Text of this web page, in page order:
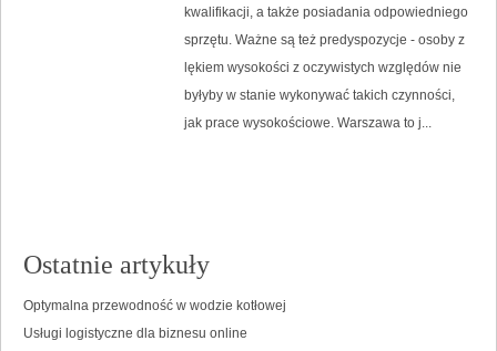
kwalifikacji, a także posiadania odpowiedniego
sprzętu. Ważne są też predyspozycje - osoby z
lękiem wysokości z oczywistych względów nie
byłyby w stanie wykonywać takich czynności,
jak prace wysokościowe. Warszawa to j...
Ostatnie artykuły
Optymalna przewodność w wodzie kotłowej
Usługi logistyczne dla biznesu online